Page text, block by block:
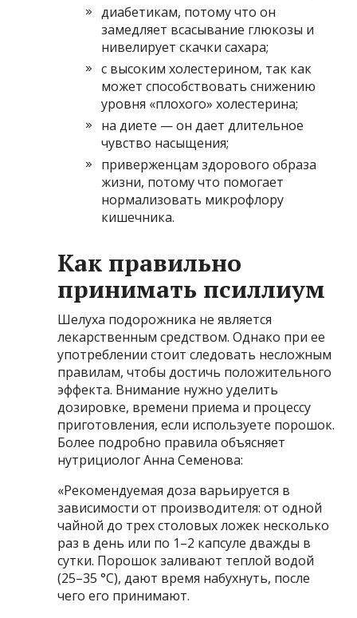
диабетикам, потому что он
замедляет всасывание глюкозы и
нивелирует скачки сахара;
с высоким холестерином, так как
может способствовать снижению
уровня «плохого» холестерина;
на диете — он дает длительное
чувство насыщения;
приверженцам здорового образа
жизни, потому что помогает
нормализовать микрофлору
кишечника.
Как правильно
принимать псиллиум
Шелуха подорожника не является
лекарственным средством. Однако при ее
употреблении стоит следовать несложным
правилам, чтобы достичь положительного
эффекта. Внимание нужно уделить
дозировке, времени приема и процессу
приготовления, если используете порошок.
Более подробно правила объясняет
нутрициолог Анна Семенова:
«Рекомендуемая доза варьируется в
зависимости от производителя: от одной
чайной до трех столовых ложек несколько
раз в день или по 1–2 капсуле дважды в
сутки. Порошок заливают теплой водой
(25–35 °C), дают время набухнуть, после
чего его принимают.